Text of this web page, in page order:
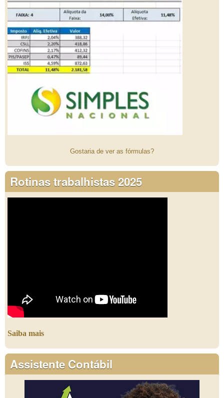
Gostaria de ver as fórmulas?
Rotinas trabalhistas 2025
Saiba mais
Assistente Contábil